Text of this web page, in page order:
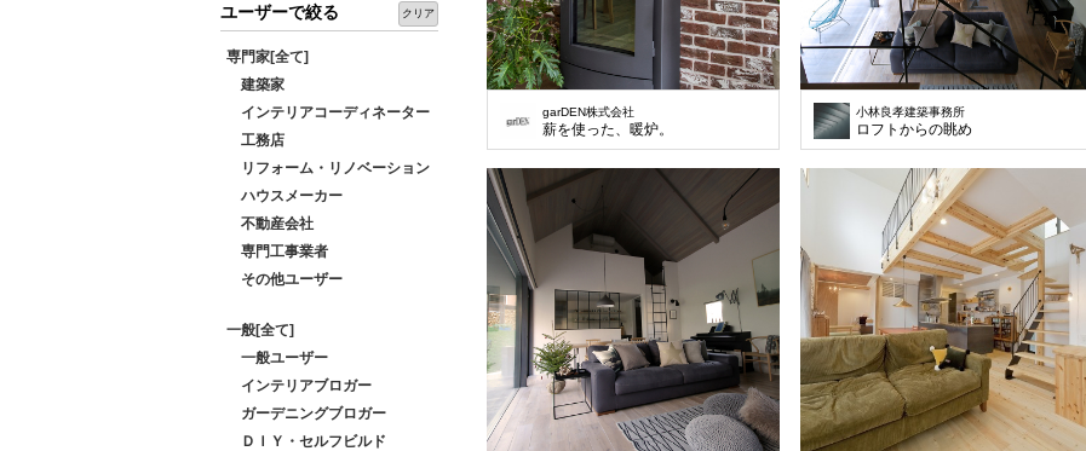
ユーザーで絞る クリア
専門家[全て]
建築家
インテリアコーディネーター
工務店
リフォーム・リノベーション
ハウスメーカー
不動産会社
専門工事業者
その他ユーザー
一般[全て]
一般ユーザー
インテリアブロガー
ガーデニングブロガー
ＤＩＹ・セルフビルド
garDEN株式会社
薪を使った、暖炉。
小林良孝建築事務所
ロフトからの眺め